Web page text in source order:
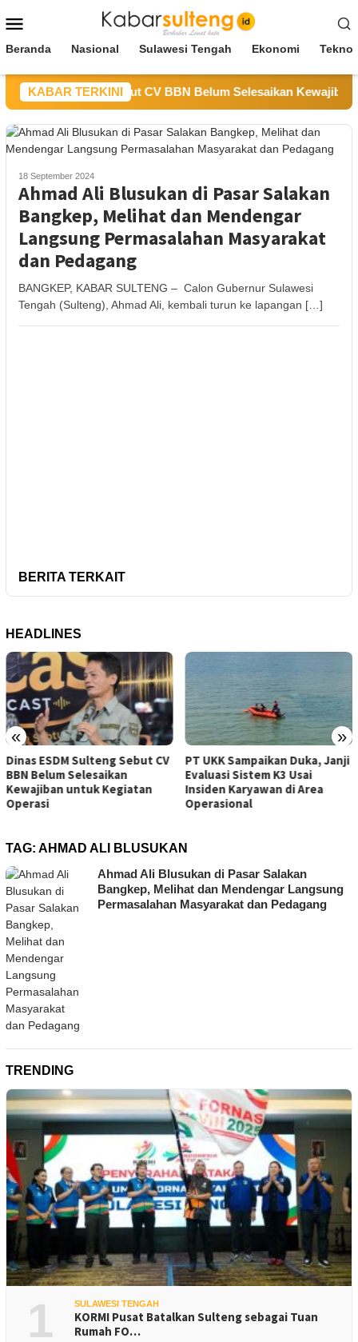
ke
Mobile
Beranda Nasional Sulawesi Tengah Ekonomi
KABAR TERKINI
Sulteng Sebut CV BBN Belum Selesaikan Kewajiban
18 September 2024
Ahmad Ali Blusukan di Pasar Salakan
Bangkep, Melihat dan Mendengar
Langsung Permasalahan Masyarakat
dan Pedagang
BANGKEP, KABAR SULTENG – Calon Gubernur Sulawesi
Tengah (Sulteng), Ahmad Ali, kembali turun ke lapangan […]
BERITA TERKAIT
HEADLINES
« »
PT UKK Sampaikan Duka, Janji
Evaluasi Sistem K3 Usai
Insiden Karyawan di Area
Operasional
Tambang Sirtu Baliara Parimo
Beroperasi di Tengah Sanksi
ESDM Sulteng
TAG: AHMAD ALI BLUSUKAN
Ahmad Ali Blusukan di Pasar Salakan
Bangkep, Melihat dan Mendengar Langsung
Permasalahan Masyarakat dan Pedagang
TRENDING
1 SULAWESI TENGAH
KORMI Pusat Batalkan Sulteng sebagai Tuan
Rumah FO…